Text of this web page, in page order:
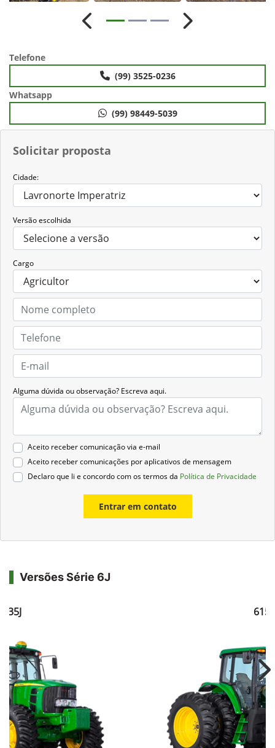
Solicitar proposta
Cidade:
Versão escolhida
Cargo
Alguma dúvida ou observação? Escreva aqui.
Aceito receber comunicação via e-mail
Aceito receber comunicações por aplicativos de mensagem
Declaro que li e concordo com os termos da Política de Privacidade
Entrar em contato
Anterior Próximo
Telefone
(99) 3525-0236
Whatsapp
(99) 98449-5039
Versões Série 6J